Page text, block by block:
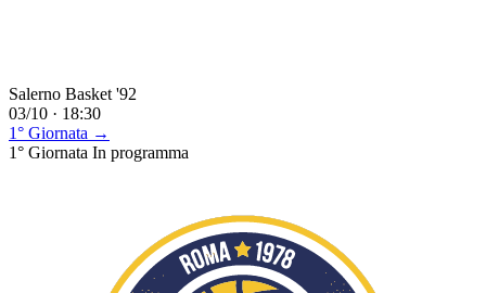
Salerno Basket '92
03/10 · 18:30
1° Giornata →
1° Giornata In programma